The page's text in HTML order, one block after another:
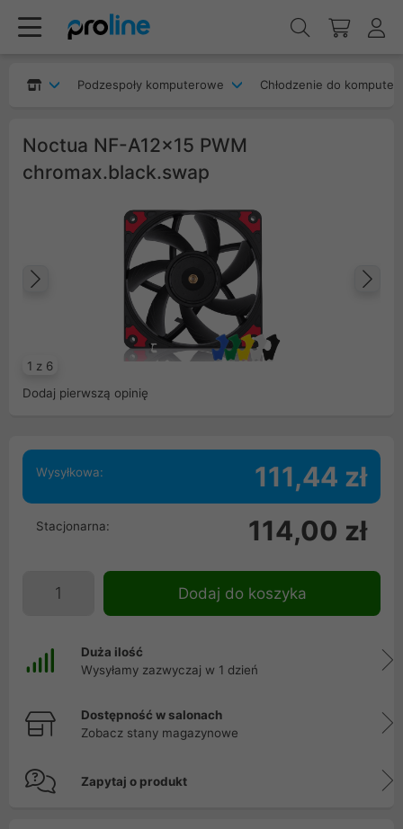
Podzespoły komputerowe Chłodzenie do
Noctua NF-A12x15 PWM
chromax.black.swap
1 z 6
Poprzedni
Dodaj pierwszą opinię
Wysyłkowa: 111,44 zł
Stacjonarna: 114,00 zł
Dodaj do koszyka
Duża ilość
Wysyłamy zazwyczaj w 1 dzień
Dostępność w salonach
Zobacz stany magazynowe
Zapytaj o produkt